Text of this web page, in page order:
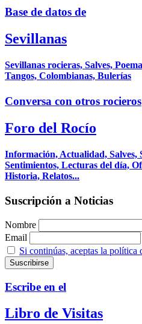
Base de datos de
Sevillanas
Sevillanas rocieras, Salves,
Tangos, Colombianas, Bulerías
Conversa con otros rocieros
Foro del Rocío
Información, Actualidad, Salves,
Sentimientos, Lecturas del día,
Historia, Relatos...
Suscripción a Noticias
Nombre
Email
Si continúas, aceptas la política
Escribe en el
Libro de Visitas